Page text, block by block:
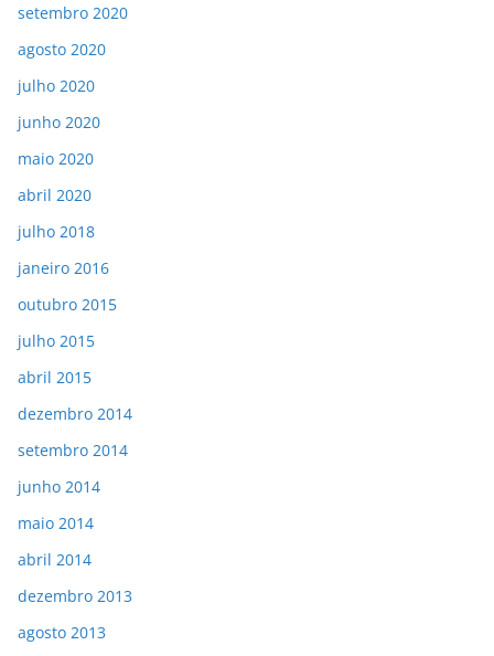
setembro 2020
agosto 2020
julho 2020
junho 2020
maio 2020
abril 2020
julho 2018
janeiro 2016
outubro 2015
julho 2015
abril 2015
dezembro 2014
setembro 2014
junho 2014
maio 2014
abril 2014
dezembro 2013
agosto 2013